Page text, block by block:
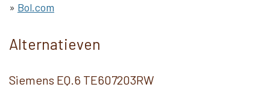
» Bol.com
Alternatieven
Siemens EQ.6 TE607203RW